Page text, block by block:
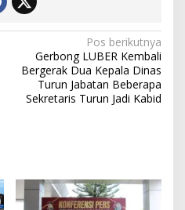
Pos berikutnya
Gerbong LUBER Kembali
Bergerak Dua Kepala Dinas
Turun Jabatan Beberapa
Sekretaris Turun Jadi Kabid